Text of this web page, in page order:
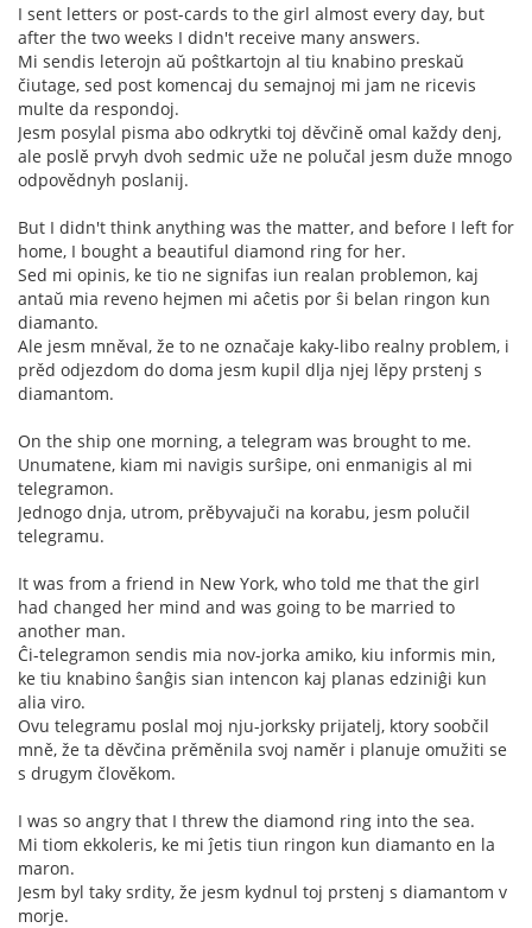
I sent letters or post-cards to the girl almost every day, but
after the two weeks I didn't receive many answers.
Mi sendis leterojn aŭ poŝtkartojn al tiu knabino preskaŭ
čiutage, sed post komencaj du semajnoj mi jam ne ricevis
multe da respondoj.
Jesm posylal pisma abo odkrytki toj děvčině omal každy denj,
ale poslě prvyh dvoh sedmic uže ne polučal jesm duže mnogo
odpovědnyh poslanij.
But I didn't think anything was the matter, and before I left for
home, I bought a beautiful diamond ring for her.
Sed mi opinis, ke tio ne signifas iun realan problemon, kaj
antaŭ mia reveno hejmen mi aĉetis por ŝi belan ringon kun
diamanto.
Ale jesm mněval, že to ne označaje kaky-libo realny problem, i
prěd odjezdom do doma jesm kupil dlja njej lěpy prstenj s
diamantom.
On the ship one morning, a telegram was brought to me.
Unumatene, kiam mi navigis surŝipe, oni enmanigis al mi
telegramon.
Jednogo dnja, utrom, prěbyvajuči na korabu, jesm polučil
telegramu.
It was from a friend in New York, who told me that the girl
had changed her mind and was going to be married to
another man.
Ĉi-telegramon sendis mia nov-jorka amiko, kiu informis min,
ke tiu knabino ŝanĝis sian intencon kaj planas edziniĝi kun
alia viro.
Ovu telegramu poslal moj nju-jorksky prijatelj, ktory soobčil
mně, že ta děvčina prěměnila svoj naměr i planuje omužiti se
s drugym člověkom.
I was so angry that I threw the diamond ring into the sea.
Mi tiom ekkoleris, ke mi ĵetis tiun ringon kun diamanto en la
maron.
Jesm byl taky srdity, že jesm kydnul toj prstenj s diamantom v
morje.